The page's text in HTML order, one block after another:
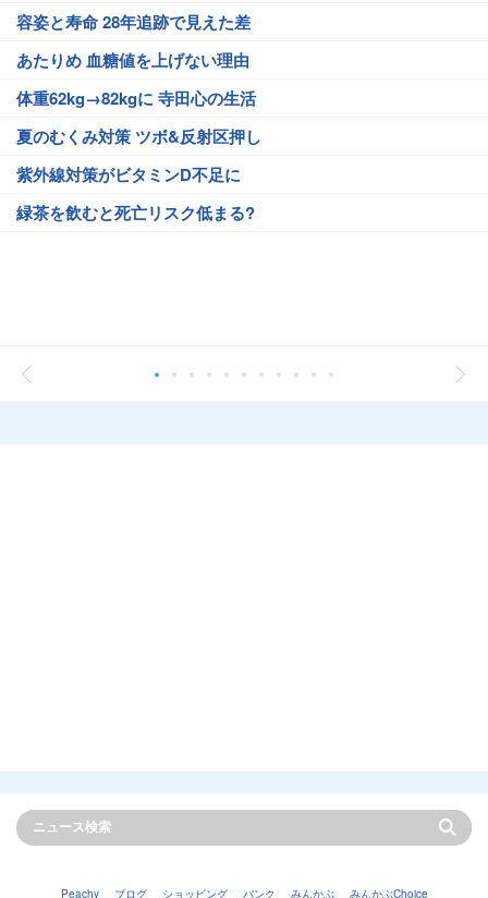
容姿と寿命 28年追跡で見えた差
あたりめ 血糖値を上げない理由
体重62kg→82kgに 寺田心の生活
夏のむくみ対策 ツボ&反射区押し
紫外線対策がビタミンD不足に
緑茶を飲むと死亡リスク低まる?
Peachy ブログ ショッピング バンク みんかぶ みんかぶChoice